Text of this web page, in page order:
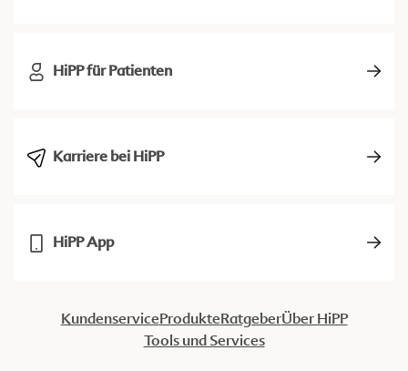
HiPP für Patienten
Karriere bei HiPP
HiPP App
KundenserviceProdukteRatgeberÜber HiPP
Tools und Services